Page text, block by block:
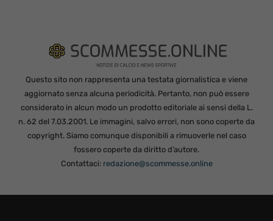
Questo sito non rappresenta una testata giornalistica e viene
aggiornato senza alcuna periodicità. Pertanto, non può essere
considerato in alcun modo un prodotto editoriale ai sensi della L.
n. 62 del 7.03.2001. Le immagini, salvo errori, non sono coperte da
copyright. Siamo comunque disponibili a rimuoverle nel caso
fossero coperte da diritto d’autore.
Contattaci: redazione@scommesse.online